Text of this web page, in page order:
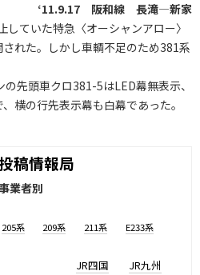
‘11.9.17 阪和線 長滝―新家
ていた特急〈オーシャンアロー〉
れた。しかし車輌不足のため381系
先頭車クロ381-5はLED幕無表示、
横の行先表示幕も白幕であった。
稿情報局
業者別
205系 209系 211系 E233系
JR四国 JR九州